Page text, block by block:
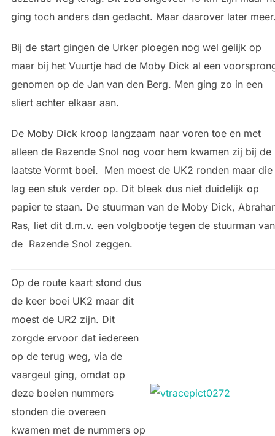
ging toch anders dan gedacht. Maar daarover later
Bij de start gingen de Urker ploegen nog wel gelijk op
maar bij het Vuurtje had de Moby Dick al een
genomen op de Jan van den Berg. Men ging zo in een
sliert achter elkaar aan.
De Moby Dick kroop langzaam naar voren toe en met
alleen de Razende Snol nog voor hem kwamen zij bij de
laatste Vormt boei. Men moest de UK2 ronden maar die
lag een stuk verder op. Dit bleek dus niet duidelijk op
papier te staan. De stuurman van de Moby Dick,
Ras, liet dit d.m.v. een volgbootje tegen de stuurman van
de Razende Snol zeggen.
Op de route kaart stond dus
de keer boei UK2 maar dit
moest de UR2 zijn. Dit
zorgde ervoor dat iedereen
op de terug weg, via de
vaargeul ging, omdat op
deze boeien nummers
stonden die overeen
kwamen met de nummers op